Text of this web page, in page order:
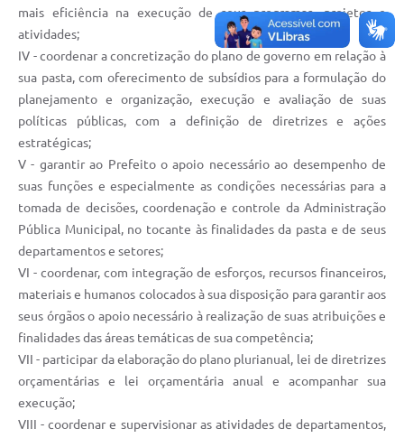
mais eficiência na execução de seus programas, projetos e
atividades;
IV - coordenar a concretização do plano de governo em relação à
sua pasta, com oferecimento de subsídios para a formulação do
planejamento e organização, execução e avaliação de suas
políticas públicas, com a definição de diretrizes e ações
estratégicas;
V - garantir ao Prefeito o apoio necessário ao desempenho de
suas funções e especialmente as condições necessárias para a
tomada de decisões, coordenação e controle da Administração
Pública Municipal, no tocante às finalidades da pasta e de seus
departamentos e setores;
VI - coordenar, com integração de esforços, recursos financeiros,
materiais e humanos colocados à sua disposição para garantir aos
seus órgãos o apoio necessário à realização de suas atribuições e
finalidades das áreas temáticas de sua competência;
VII - participar da elaboração do plano plurianual, lei de diretrizes
orçamentárias e lei orçamentária anual e acompanhar sua
execução;
VIII - coordenar e supervisionar as atividades de departamentos,